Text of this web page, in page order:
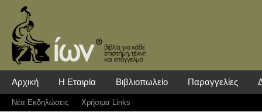
Αρχική Η Εταιρία Βιβλιοπωλείο Παραγγελίες
Νέα Eκδηλώσεις Χρήσιμα Links